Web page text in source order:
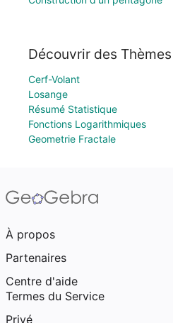
Découvrir des Thèmes
Cerf-Volant
Losange
Résumé Statistique
Fonctions Logarithmiques
Geometrie Fractale
À propos
Partenaires
Centre d'aide
Termes du Service
Privé